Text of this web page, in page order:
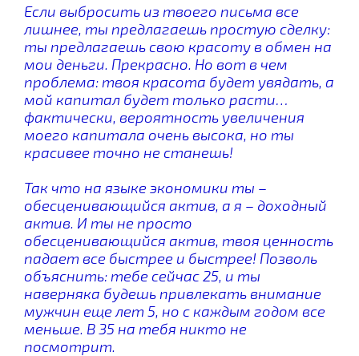
Если выбросить из твоего письма все
лишнее, ты предлагаешь простую сделку:
ты предлагаешь свою красоту в обмен на
мои деньги. Прекрасно. Но вот в чем
проблема: твоя красота будет увядать, а
мой капитал будет только расти…
фактически, вероятность увеличения
моего капитала очень высока, но ты
красивее точно не станешь!
Так что на языке экономики ты –
обесценивающийся актив, а я – доходный
актив. И ты не просто
обесценивающийся актив, твоя ценность
падает все быстрее и быстрее! Позволь
объяснить: тебе сейчас 25, и ты
наверняка будешь привлекать внимание
мужчин еще лет 5, но с каждым годом все
меньше. В 35 на тебя никто не
посмотрит.